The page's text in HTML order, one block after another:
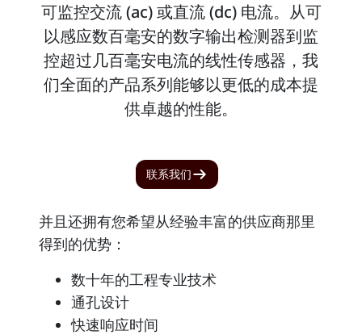
可监控交流 (ac) 或直流 (dc) 电流。从可
以感应数百毫安的数字输出检测器到监
控超过几百毫安电流的线性传感器，我
们全面的产品系列能够以更低的成本提
供卓越的性能。
联系我们
并且还拥有您希望从经验丰富的供应商那里
得到的优势：
数十年的工程专业技术
通孔设计
快速响应时间